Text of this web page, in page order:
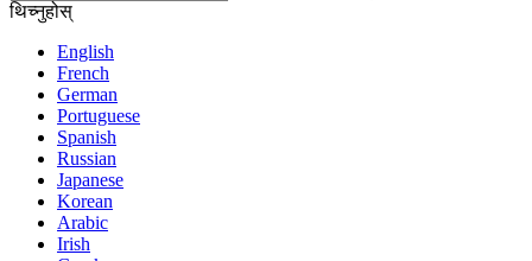
थिच्नुहोस्
English
French
German
Portuguese
Spanish
Russian
Japanese
Korean
Arabic
Irish